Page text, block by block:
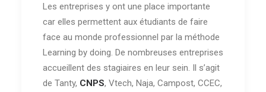
Les entreprises y ont une place importante
car elles permettent aux étudiants de faire
face au monde professionnel par la méthode
Learning by doing. De nombreuses entreprises
accueillent des stagiaires en leur sein. Il s’agit
de Tanty, CNPS, Vtech, Naja, Campost, CCEC,